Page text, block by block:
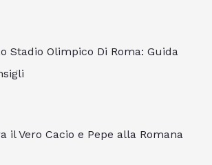
Stadio Olimpico Di Roma: Guida
il Vero Cacio e Pepe alla Romana